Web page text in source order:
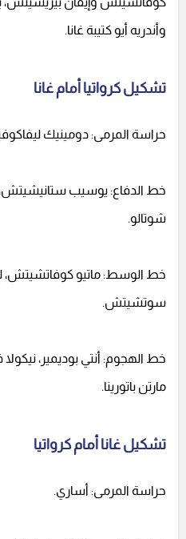
وأندريه أيو كتيبة غانا.
تشكيل كرواتيا أمام غانا
حراسة المرمى: دومينيك
خط الدفاع: يوسيب
شوتالو.
خط الوسط: ماتيو كوفاتشيتش،
سوتشيتش.
خط الهجوم: أنتي بوديمير،
مارتن باتورينا.
تشكيل غانا أمام كرواتيا
حراسة المرمى: أساري.